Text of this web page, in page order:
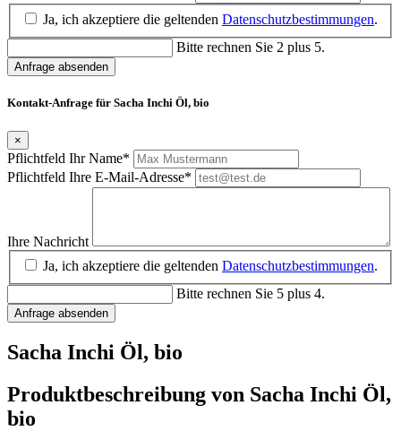
Ja, ich akzeptiere die geltenden Datenschutzbestimmungen.
Bitte rechnen Sie 2 plus 5.
Anfrage absenden
Kontakt-Anfrage für Sacha Inchi Öl, bio
×
Pflichtfeld Ihr Name*
Pflichtfeld Ihre E-Mail-Adresse*
Ihre Nachricht
Ja, ich akzeptiere die geltenden Datenschutzbestimmungen.
Bitte rechnen Sie 5 plus 4.
Anfrage absenden
Sacha Inchi Öl, bio
Produktbeschreibung von Sacha Inchi Öl,
bio